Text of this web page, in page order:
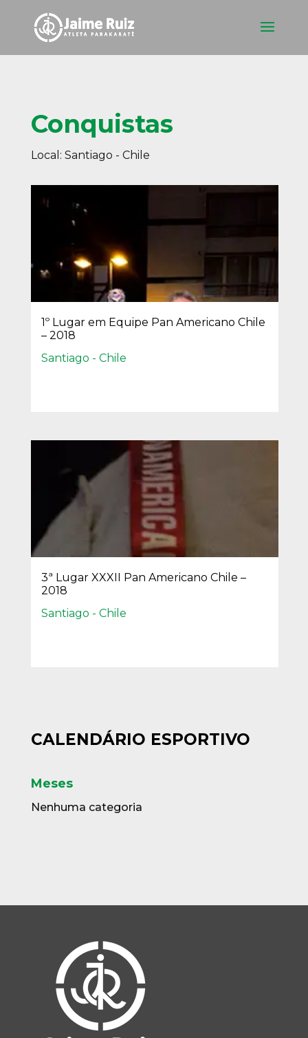
Conquistas
Local: Santiago - Chile
1º Lugar em Equipe Pan Americano Chile
– 2018
Santiago - Chile
3ª Lugar XXXII Pan Americano Chile –
2018
Santiago - Chile
CALENDÁRIO ESPORTIVO
Meses
Nenhuma categoria